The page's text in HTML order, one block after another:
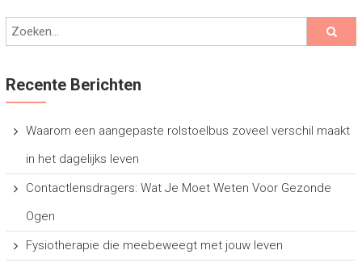
Recente Berichten
Waarom een aangepaste rolstoelbus zoveel verschil maakt
in het dagelijks leven
Contactlensdragers: Wat Je Moet Weten Voor Gezonde
Ogen
Fysiotherapie die meebeweegt met jouw leven